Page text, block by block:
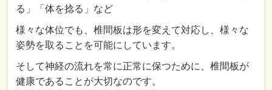
る」「体を捻る」など
様々な体位でも、椎間板は形を変えて対応し、様々な
姿勢を取ることを可能にしています。
そして神経の流れを常に正常に保つために、椎間板が
健康であることが大切なのです。